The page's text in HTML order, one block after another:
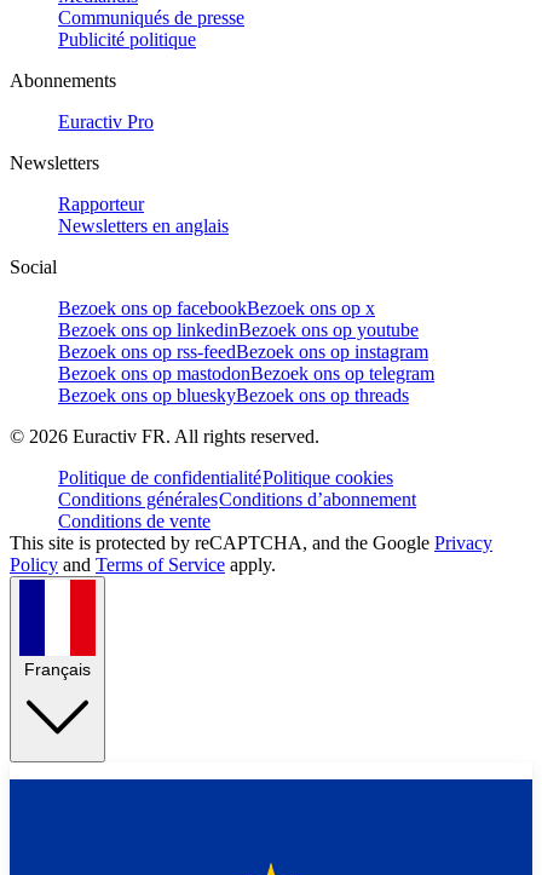
Communiqués de presse
Publicité politique
Abonnements
Euractiv Pro
Newsletters
Rapporteur
Newsletters en anglais
Social
Bezoek ons op facebookBezoek ons op x
Bezoek ons op linkedinBezoek ons op youtube
Bezoek ons op rss-feedBezoek ons op instagram
Bezoek ons op mastodonBezoek ons op telegram
Bezoek ons op blueskyBezoek ons op threads
© 2026 Euractiv FR. All rights reserved.
Politique de confidentialitéPolitique cookies
Conditions généralesConditions d’abonnement
Conditions de vente
This site is protected by reCAPTCHA, and the Google Privacy
Policy and Terms of Service apply.
Français